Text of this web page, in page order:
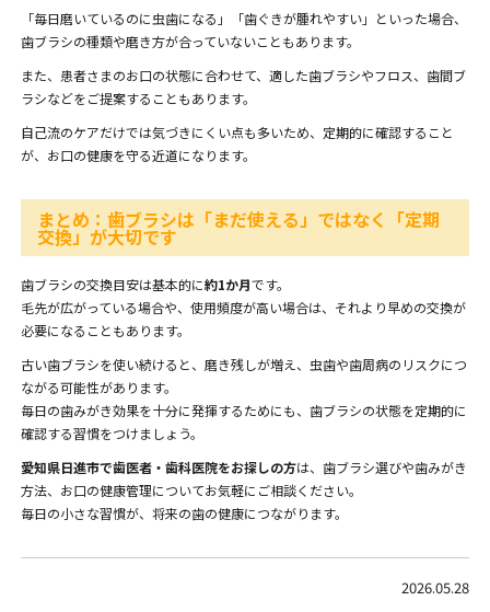
「毎日磨いているのに虫歯になる」「歯ぐきが腫れやすい」といった場合、
歯ブラシの種類や磨き方が合っていないこともあります。
また、患者さまのお口の状態に合わせて、適した歯ブラシやフロス、歯間ブ
ラシなどをご提案することもあります。
自己流のケアだけでは気づきにくい点も多いため、定期的に確認すること
が、お口の健康を守る近道になります。
まとめ：歯ブラシは「まだ使える」ではなく「定期
交換」が大切です
歯ブラシの交換目安は基本的に約1か月です。
毛先が広がっている場合や、使用頻度が高い場合は、それより早めの交換が
必要になることもあります。
古い歯ブラシを使い続けると、磨き残しが増え、虫歯や歯周病のリスクにつ
ながる可能性があります。
毎日の歯みがき効果を十分に発揮するためにも、歯ブラシの状態を定期的に
確認する習慣をつけましょう。
愛知県日進市で歯医者・歯科医院をお探しの方は、歯ブラシ選びや歯みがき
方法、お口の健康管理についてお気軽にご相談ください。
毎日の小さな習慣が、将来の歯の健康につながります。
2026.05.28